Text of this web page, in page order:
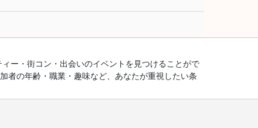
ー・街コン・出会いのイベントを見つけることがで
者の年齢・職業・趣味など、あなたが重視したい条